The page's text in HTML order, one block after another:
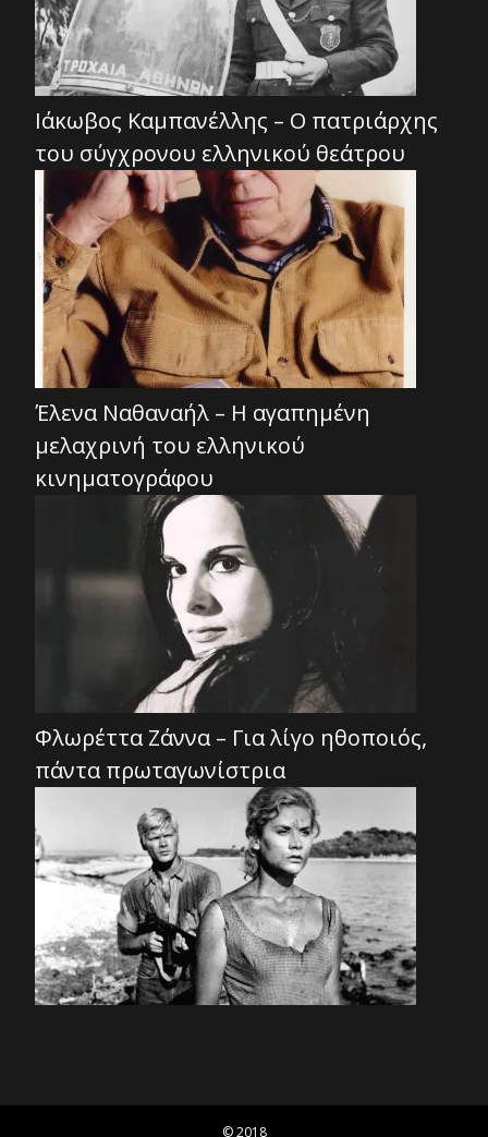
Ιάκωβος Καμπανέλλης – Ο πατριάρχης
του σύγχρονου ελληνικού θεάτρου
Έλενα Ναθαναήλ – Η αγαπημένη
μελαχρινή του ελληνικού
κινηματογράφου
Φλωρέττα Ζάννα – Για λίγο ηθοποιός,
πάντα πρωταγωνίστρια
© 2018